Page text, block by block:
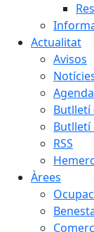
Actualitat
Avisos
Agenda
Butlletí
RSS
Àrees